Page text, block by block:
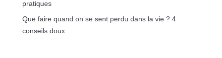
pratiques
Que faire quand on se sent perdu dans la vie ? 4
conseils doux